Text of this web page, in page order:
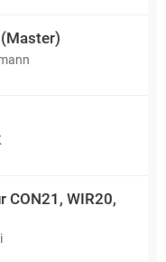
CON21, WIR20,